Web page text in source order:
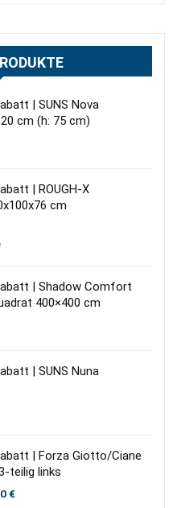
| SUNS Nova
cm (h: 75 cm)
| ROUGH-X
cm
| Shadow Comfort
400×400 cm
| SUNS Nuna
| Forza Giotto/Ciane
teilig links
€Aktueller